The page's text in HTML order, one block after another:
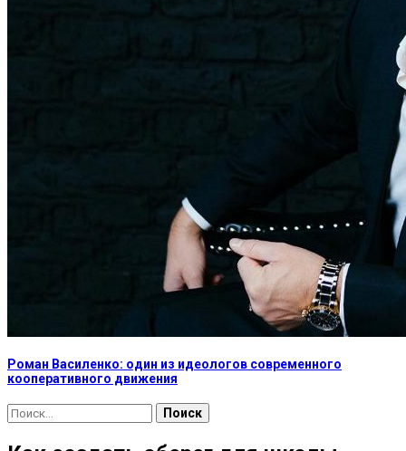
Роман Василенко: один из идеологов современного
кооперативного движения
Найти: